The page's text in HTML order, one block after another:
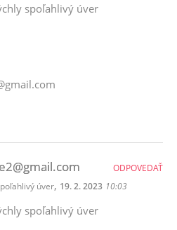
spoľahlivý úver
úver, 19. 2. 2023 10:03
spoľahlivý úver
ODPOVEDAŤ